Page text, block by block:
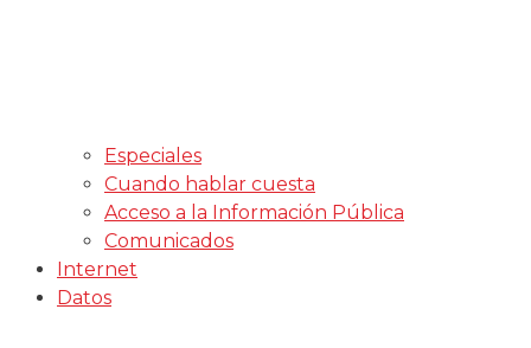
Especiales
Cuando hablar cuesta
Acceso a la Información Pública
Comunicados
Internet
Datos